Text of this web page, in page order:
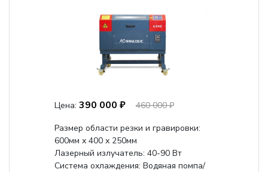
Цена: 390 000 ₽
460 000 ₽
Размер области резки и гравировки:
600мм х 400 х 250мм
Лазерный излучатель: 40-90 Вт
Система охлаждения: Водяная помпа/